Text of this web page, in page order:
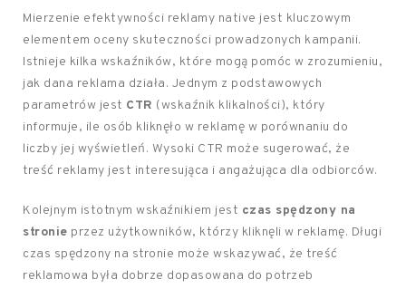
Mierzenie efektywności reklamy native jest kluczowym
elementem oceny skuteczności prowadzonych kampanii.
Istnieje kilka wskaźników, które mogą pomóc w zrozumieniu,
jak dana reklama działa. Jednym z podstawowych
parametrów jest CTR (wskaźnik klikalności), który
informuje, ile osób kliknęło w reklamę w porównaniu do
liczby jej wyświetleń. Wysoki CTR może sugerować, że
treść reklamy jest interesująca i angażująca dla odbiorców.
Kolejnym istotnym wskaźnikiem jest czas spędzony na
stronie przez użytkowników, którzy kliknęli w reklamę. Długi
czas spędzony na stronie może wskazywać, że treść
reklamowa była dobrze dopasowana do potrzeb